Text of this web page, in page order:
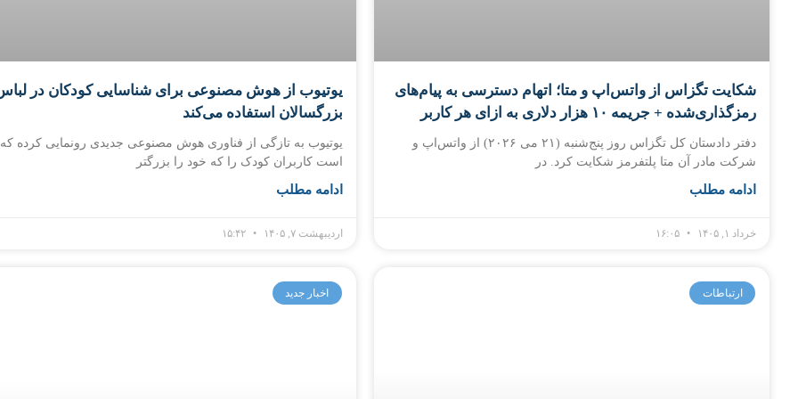
شکایت تگزاس از واتس‌اپ و متا؛ اتهام دسترسی به پیام‌های
رمزگذاری‌شده + جریمه ۱۰ هزار دلاری به ازای هر کاربر
دفتر دادستان کل تگزاس روز پنج‌شنبه (۲۱ می ۲۰۲۶) از واتس‌اپ و
شرکت مادر آن متا پلتفرمز شکایت کرد. در
ادامه مطلب
خرداد ۱, ۱۴۰۵
یوتیوب از هوش مصنوعی برای شناسایی کودکان در
بزرگسالان استفاده می‌کند
یوتیوب به تازگی از فناوری هوش مصنوعی جدیدی رونمایی کرده که
است کاربران کودک را که خود را بزرگتر
ادامه مطلب
اردیبهشت ۷, ۱۴۰۵ ۱۵:۴۲
ارتباطات اخبار جدید